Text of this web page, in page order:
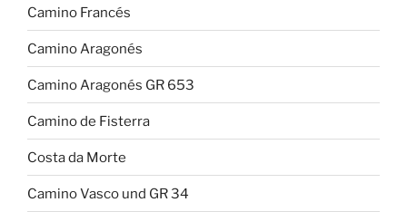
Camino Francés
Camino Aragonés
Camino Aragonés GR 653
Camino de Fisterra
Costa da Morte
Camino Vasco und GR 34